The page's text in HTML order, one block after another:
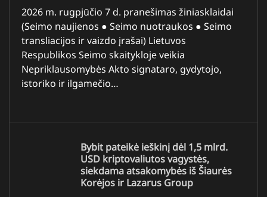
2026 m. rugpjūčio 7 d. pranešimas žiniasklaidai
(Seimo naujienos ● Seimo nuotraukos ● Seimo
transliacijos ir vaizdo įrašai) Lietuvos
Respublikos Seimo skaitykloje veikia
Nepriklausomybės Akto signataro, gydytojo,
istoriko ir ilgamečio…
Bybit pateikė ieškinį dėl 1,5 mlrd.
USD kriptovaliutos vagystės,
siekdama atsakomybės iš Šiaurės
Korėjos ir Lazarus Group